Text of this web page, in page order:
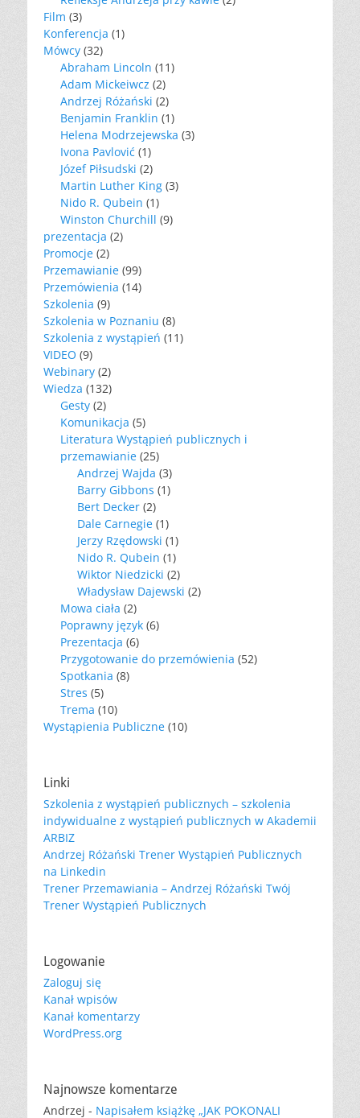
Film (3)
Konferencja (1)
Mówcy (32)
Abraham Lincoln (11)
Adam Mickeiwcz (2)
Andrzej Różański (2)
Benjamin Franklin (1)
Helena Modrzejewska (3)
Ivona Pavlović (1)
Józef Piłsudski (2)
Martin Luther King (3)
Nido R. Qubein (1)
Winston Churchill (9)
prezentacja (2)
Promocje (2)
Przemawianie (99)
Przemówienia (14)
Szkolenia (9)
Szkolenia w Poznaniu (8)
Szkolenia z wystąpień (11)
VIDEO (9)
Webinary (2)
Wiedza (132)
Gesty (2)
Komunikacja (5)
Literatura Wystąpień publicznych i
przemawianie (25)
Andrzej Wajda (3)
Barry Gibbons (1)
Bert Decker (2)
Dale Carnegie (1)
Jerzy Rzędowski (1)
Nido R. Qubein (1)
Wiktor Niedzicki (2)
Władysław Dajewski (2)
Mowa ciała (2)
Poprawny język (6)
Prezentacja (6)
Przygotowanie do przemówienia (52)
Spotkania (8)
Stres (5)
Trema (10)
Wystąpienia Publiczne (10)
Linki
Szkolenia z wystąpień publicznych – szkolenia
indywidualne z wystąpień publicznych w Akademii
ARBIZ
Andrzej Różański Trener Wystąpień Publicznych
na Linkedin
Trener Przemawiania – Andrzej Różański Twój
Trener Wystąpień Publicznych
Logowanie
Zaloguj się
Kanał wpisów
Kanał komentarzy
WordPress.org
Najnowsze komentarze
Andrzej - Napisałem książkę „JAK POKONALI